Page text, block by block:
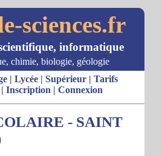
sciences.fr
informatique
chimie, biologie, géologie
| Lycée| Supérieur| Tarifs
Inscription | Connexion
- SAINT